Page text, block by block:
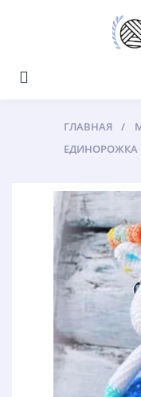
ГЛАВНАЯ